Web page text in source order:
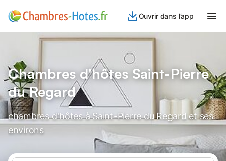
Ouvrir dans l’app
Chambres d'hôtes Saint-Pierre
du Regard
chambres d'hôtes à Saint-Pierre du Regard et ses
environs